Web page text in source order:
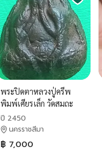
พระปิดตาหลวงปู่ครีพ
พิมพ์เศียรเล็ก วัดสมถะ
ปี 2450
นครราชสีมา
฿ 7,000